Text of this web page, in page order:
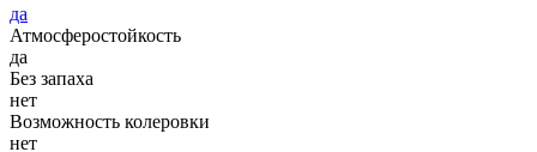
да
Атмосферостойкость
да
Без запаха
нет
Возможность колеровки
нет